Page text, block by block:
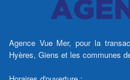
Agence Vue Mer, pour la
Hyères, Giens et les communes